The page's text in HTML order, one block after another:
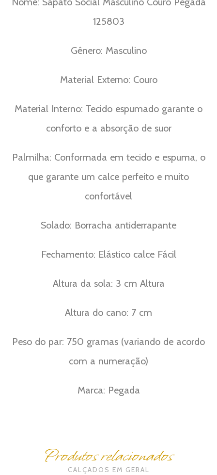
125803
Gênero: Masculino
Material Externo: Couro
Material Interno: Tecido espumado garante o
conforto e a absorção de suor
Palmilha: Conformada em tecido e espuma, o
que garante um calce perfeito e muito
confortável
Solado: Borracha antiderrapante
Fechamento: Elástico calce Fácil
Altura da sola: 3 cm Altura
Altura do cano: 7 cm
Peso do par: 750 gramas (variando de acordo
com a numeração)
Marca: Pegada
Produtos relacionados
CALÇADOS EM GERAL